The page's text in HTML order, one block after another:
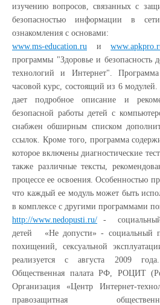
изучению вопросов, связанных с
безопасностью информации в
ознакомления с основами:
www.ms-education.ru и
программы "Здоровье и безопасность
технологий и Интернет".
часовой курс, состоящий из 6
дает подробное описание и
безопасной работы детей с
снабжен обширным списком
ссылок. Кроме того, программа
которое включены диагностические
также различные тексты,
процессе ее освоения. Особенностью
что каждый ее модуль может быть
в комплексе с другими программами
http://www.nedopusti.ru/ -
детей «Не допусти» - социальный
похищений, сексуальной
реализуется с августа 2009
Общественная палата РФ, РОЦИТ
Организация «Центр Интернет-
правозащитная